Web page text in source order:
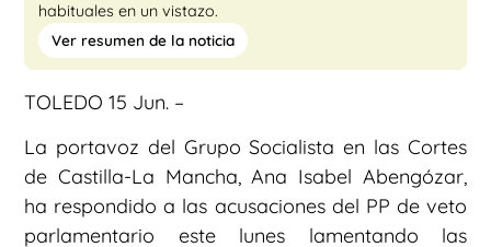
habituales en un vistazo.
Ver resumen de la noticia
TOLEDO 15 Jun. –
La portavoz del Grupo Socialista en las Cortes
de Castilla-La Mancha, Ana Isabel Abengózar,
ha respondido a las acusaciones del PP de veto
parlamentario este lunes lamentando las